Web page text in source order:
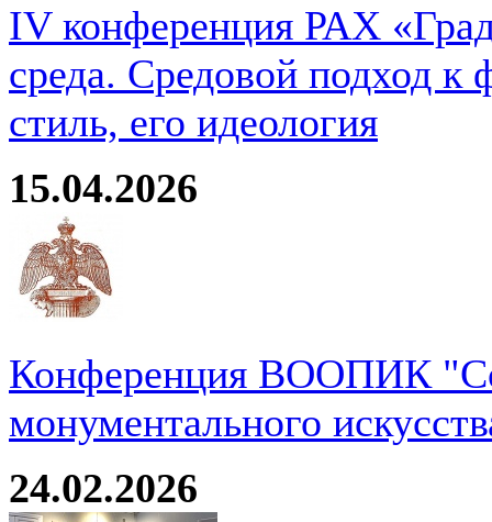
IV конференция РАХ
среда. Средовой подход
стиль, его идеология
15.04.2026
Конференция ВООПИК
монументального
24.02.2026